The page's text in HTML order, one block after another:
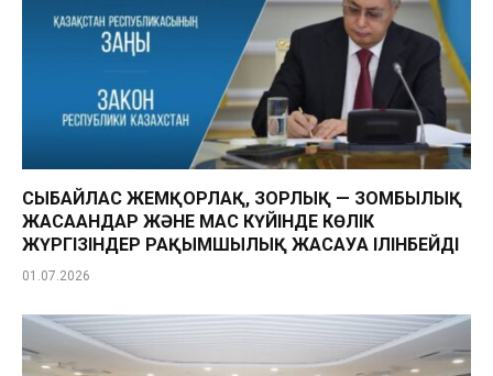
СЫБАЙЛАС ЖЕМҚОРЛАҚ, ЗОРЛЫҚ — ЗОМБЫЛЫҚ
ЖАСАҒАНДАР ЖӘНЕ МАС КҮЙІНДЕ КӨЛІК
ЖҮРГІЗІНДЕР РАҚЫМШЫЛЫҚ ЖАСАУҒА ІЛІНБЕЙДІ
01.07.2026